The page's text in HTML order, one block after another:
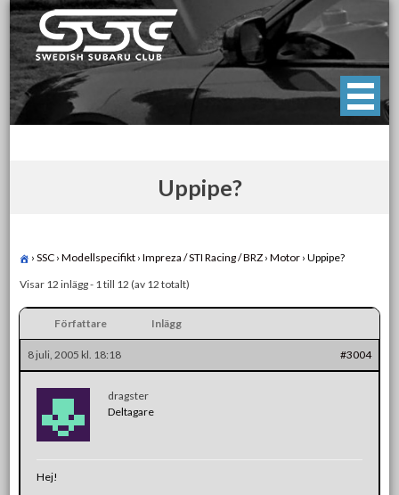
Skip
to
content
Swedish Subaru Club
För oss som älskar Subaru!
Uppipe?
› SSC › Modellspecifikt › Impreza / STI Racing / BRZ › Motor › Uppipe?
Visar 12 inlägg - 1 till 12 (av 12 totalt)
Författare Inlägg
8 juli, 2005 kl. 18:18 #3004
dragster
Deltagare
Hej!